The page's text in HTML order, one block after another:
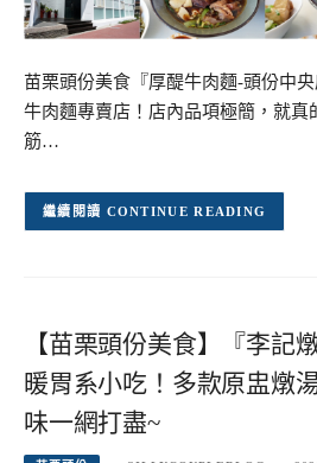
苗栗頭份美食『厚醍牛肉麵-頭份中
牛肉麵專賣店！店內品項極簡，就真
筋…
CONTINUE READING
【苗栗頭份美食】『李記
暖胃系小吃！多款原盅燉
味一網打盡~